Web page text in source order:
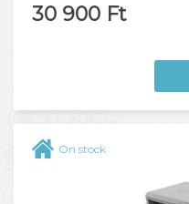
30 900 Ft
On stock